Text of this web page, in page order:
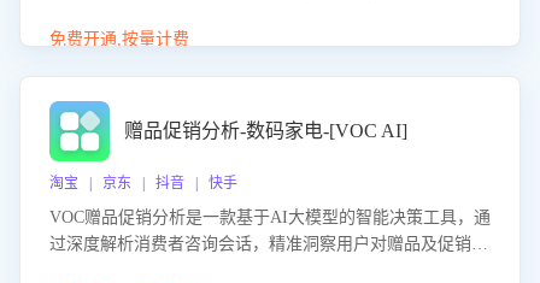
应延迟、竞品价格冲击等。系统自动输出可落地的挽回策
免费开通,按量计费
赠品促销分析-数码家电-[VOC AI]
淘宝 | 京东 | 抖音 | 快手
VOC赠品促销分析是一款基于AI大模型的智能决策工具，通
过深度解析消费者咨询会话，精准洞察用户对赠品及促销政